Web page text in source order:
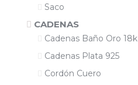
Saco
CADENAS
Cadenas Baño Oro 18k
Cadenas Plata 925
Cordón Cuero